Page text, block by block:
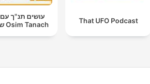
עושים תנ"ך
שטיינמן Osim Tanach
That UFO Podcast